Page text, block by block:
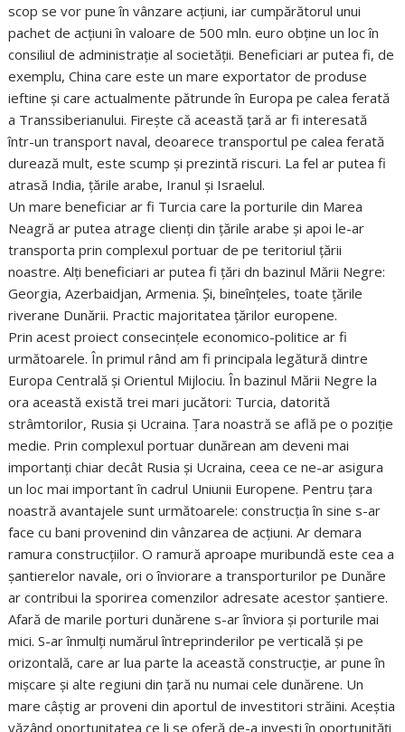
scop se vor pune în vânzare acțiuni, iar cumpărătorul unui
pachet de acțiuni în valoare de 500 mln. euro obține un loc în
consiliul de administrație al societății. Beneficiari ar putea fi, de
exemplu, China care este un mare exportator de produse
ieftine și care actualmente pătrunde în Europa pe calea ferată
a Transsiberianului. Firește că această țară ar fi interesată
într-un transport naval, deoarece transportul pe calea ferată
durează mult, este scump și prezintă riscuri. La fel ar putea fi
atrasă India, țările arabe, Iranul și Israelul.
Un mare beneficiar ar fi Turcia care la porturile din Marea
Neagră ar putea atrage clienți din țările arabe și apoi le-ar
transporta prin complexul portuar de pe teritoriul țării
noastre. Alți beneficiari ar putea fi țări dn bazinul Mării Negre:
Georgia, Azerbaidjan, Armenia. Și, bineînțeles, toate țările
riverane Dunării. Practic majoritatea țărilor europene.
Prin acest proiect consecințele economico-politice ar fi
următoarele. În primul rând am fi principala legătură dintre
Europa Centrală și Orientul Mijlociu. În bazinul Mării Negre la
ora această există trei mari jucători: Turcia, datorită
strâmtorilor, Rusia și Ucraina. Țara noastră se află pe o poziție
medie. Prin complexul portuar dunărean am deveni mai
importanți chiar decât Rusia și Ucraina, ceea ce ne-ar asigura
un loc mai important în cadrul Uniunii Europene. Pentru țara
noastră avantajele sunt următoarele: construcția în sine s-ar
face cu bani provenind din vânzarea de acțiuni. Ar demara
ramura construcțiilor. O ramură aproape muribundă este cea a
șantierelor navale, ori o înviorare a transporturilor pe Dunăre
ar contribui la sporirea comenzilor adresate acestor șantiere.
Afară de marile porturi dunărene s-ar înviora și porturile mai
mici. S-ar înmulți numărul întreprinderilor pe verticală și pe
orizontală, care ar lua parte la această construcție, ar pune în
mișcare și alte regiuni din țară nu numai cele dunărene. Un
mare câștig ar proveni din aportul de investitori străini. Aceștia
văzând oportunitatea ce li se oferă de-a investi în oportunități